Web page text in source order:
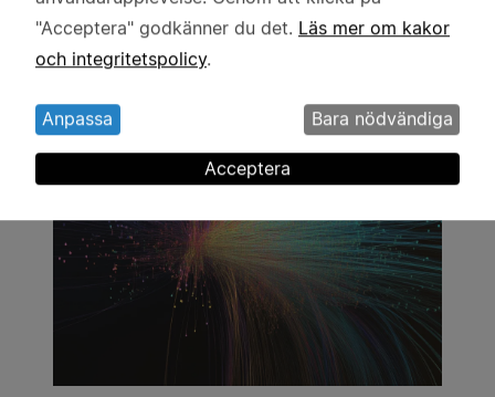
En tvillingstudie om autism
personuppgifter
och
kakor
"Acceptera" godkänner du det. Läs mer om kakor
och integritetspolicy.
Anpassa Bara nödvändiga
Acceptera